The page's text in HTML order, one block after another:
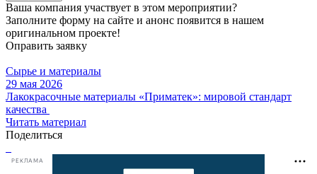
Ваша компания участвует в этом мероприятии?
Заполните форму на сайте и анонс появится в нашем
оригинальном проекте!
Оправить заявку
Сырье и материалы
29 мая 2026
Лакокрасочные материалы «Приматек»: мировой стандарт
качества
Читать материал
Поделиться
РЕКЛАМА